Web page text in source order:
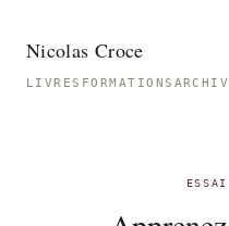
Nicolas Croce
LIVRES FORMATIONS